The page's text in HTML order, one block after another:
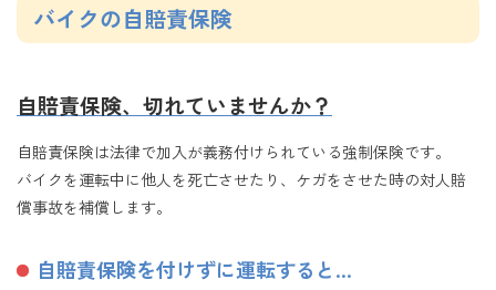
バイクの自賠責保険
自賠責保険、切れていませんか？
自賠責保険は法律で加入が義務付けられている強制保険です。
バイクを運転中に他人を死亡させたり、ケガをさせた時の対人賠
償事故を補償します。
自賠責保険を付けずに運転すると…